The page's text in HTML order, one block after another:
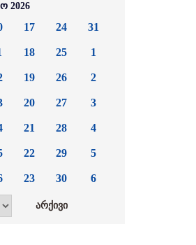
2026
17
18
19
20
21
22
23
24
25
26
27
28
29
30
31
1
2
3
4
5
6